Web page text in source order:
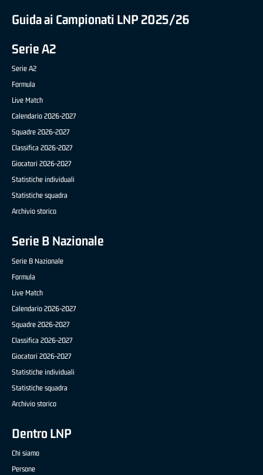
Guida ai Campionati LNP 2025/26
Serie A2
Serie A2
Formula
Live Match
Calendario 2026-2027
Squadre 2026-2027
Classifica 2026-2027
Giocatori 2026-2027
Statistiche individuali
Statistiche squadra
Archivio storico
Serie B Nazionale
Serie B Nazionale
Formula
Live Match
Calendario 2026-2027
Squadre 2026-2027
Classifica 2026-2027
Giocatori 2026-2027
Statistiche individuali
Statistiche squadra
Archivio storico
Dentro LNP
Chi siamo
Persone